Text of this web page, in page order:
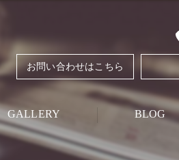
お問い合わせはこちら
GALLERY BLOG